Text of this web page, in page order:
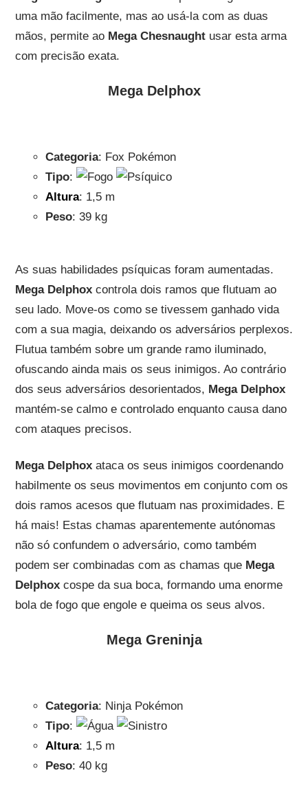
uma mão facilmente, mas ao usá-la com as duas
mãos, permite ao Mega Chesnaughtusar esta arma
com precisão exata.
Mega Delphox
Categoria: Fox Pokémon
Tipo:
Altura: 1,5 m
Peso: 39 kg
As suas habilidades psíquicas foram aumentadas.
Mega Delphoxcontrola dois ramos que flutuam ao
seu lado. Move-os como se tivessem ganhado vida
com a sua magia, deixando os adversários perplexos.
Flutua também sobre um grande ramo iluminado,
ofuscando ainda mais os seus inimigos. Ao contrário
dos seus adversários desorientados, Mega Delphox
mantém-se calmo e controlado enquanto causa dano
com ataques precisos.
Mega Delphoxataca os seus inimigos coordenando
habilmente os seus movimentos em conjunto com os
dois ramos acesos que flutuam nas proximidades. E
há mais! Estas chamas aparentemente autónomas
não só confundem o adversário, como também
podem ser combinadas com as chamas que Mega
Delphoxcospe da sua boca, formando uma enorme
bola de fogo que engole e queima os seus alvos.
Mega Greninja
Categoria: Ninja Pokémon
Tipo:
Altura: 1,5 m
Peso: 40 kg